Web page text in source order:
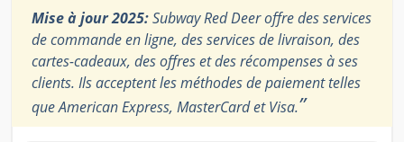
Mise à jour 2025:Subway Red Deer offre des services
de commande en ligne, des services de livraison, des
cartes-cadeaux, des offres et des récompenses à ses
clients. Ils acceptent les méthodes de paiement telles
que American Express, MasterCard et Visa.”